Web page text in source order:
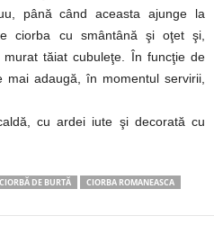
până când aceasta ajunge la
ciorba cu smântână şi oţet şi,
tăiat cubuleţe. În funcţie de
adaugă, în momentul servirii,
cu ardei iute şi decorată cu
CIORBĂ DE BURTĂ
CIORBA ROMANEASCA